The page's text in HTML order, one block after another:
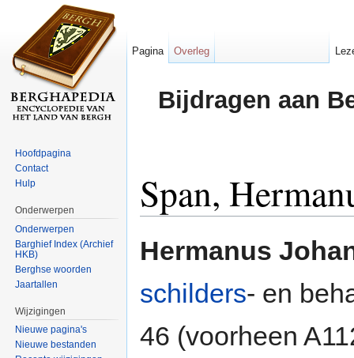
Bijdragen aan
Span,
Hermanus
schilders- en
46 (voorheen
Pagina Overleg
Hoofdpagina
Contact
Hulp
Onderwerpen
Onderwerpen
Barghief Index (Archief
HKB)
Berghse woorden
Jaartallen
Wijzigingen
Nieuwe pagina's
Nieuwe bestanden